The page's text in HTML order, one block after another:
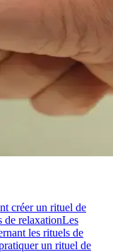
créer un rituel de
de relaxationLes
les rituels de
un rituel de